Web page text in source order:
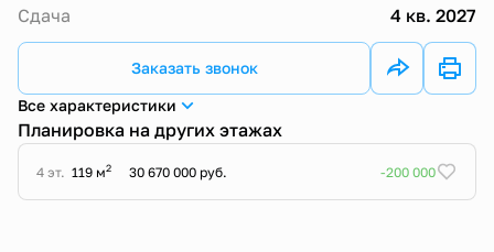
Сдача 4 кв. 2027
Заказать звонок
Все характеристики
Планировка на других этажах
4 эт. 119 м2 30 670 000 руб. -200 000